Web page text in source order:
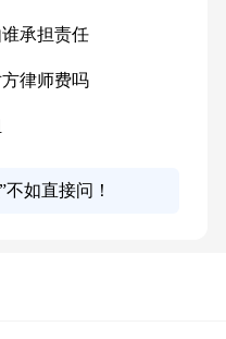
承担责任
律师费吗
”不如直接问！